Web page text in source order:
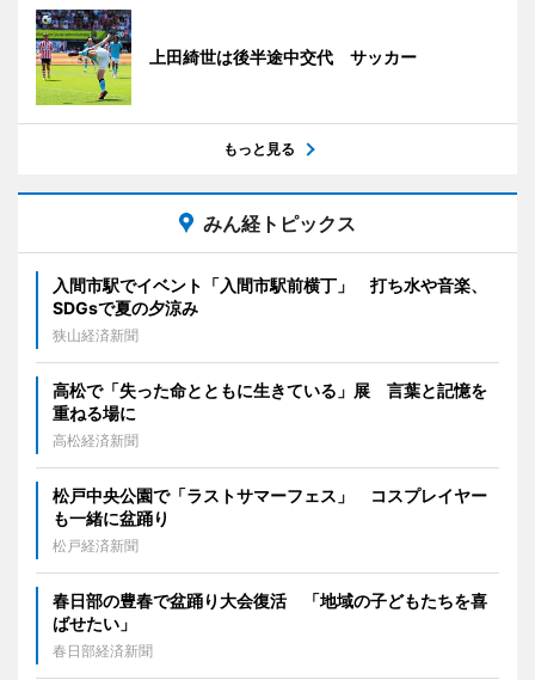
上田綺世は後半途中交代 サッカー
もっと見る
みん経トピックス
入間市駅でイベント「入間市駅前横丁」 打ち水や音楽、
SDGsで夏の夕涼み
狭山経済新聞
高松で「失った命とともに生きている」展 言葉と記憶を
重ねる場に
高松経済新聞
松戸中央公園で「ラストサマーフェス」 コスプレイヤー
も一緒に盆踊り
松戸経済新聞
春日部の豊春で盆踊り大会復活 「地域の子どもたちを喜
ばせたい」
春日部経済新聞